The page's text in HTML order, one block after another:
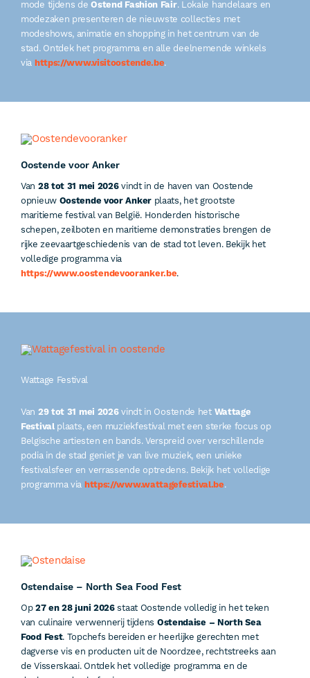
mode tijdens deOstend Fashion Fair. Lokale handelaars en
modezaken presenteren de nieuwste collecties met
modeshows, animatie en shopping in het centrum van de
stad. Ontdek het programma en alle deelnemende winkels
via https://www.visitoostende.be.
Oostende voor Anker
Van 28 tot 31 mei 2026vindt in de haven van Oostende
opnieuw Oostende voor Ankerplaats, het grootste
maritieme festival van België. Honderden historische
schepen, zeilboten en maritieme demonstraties brengen de
rijke zeevaartgeschiedenis van de stad tot leven. Bekijk het
volledige programma via
https://www.oostendevooranker.be.
Wattage Festival
Van 29 tot 31 mei 2026vindt in Oostende het Wattage
Festivalplaats, een muziekfestival met een sterke focus op
Belgische artiesten en bands. Verspreid over verschillende
podia in de stad geniet je van live muziek, een unieke
festivalsfeer en verrassende optredens. Bekijk het volledige
programma via https://www.wattagefestival.be.
Ostendaise – North Sea Food Fest
Op27 en 28 juni 2026staat Oostende volledig in het teken
van culinaire verwennerij tijdens Ostendaise – North Sea
Food Fest. Topchefs bereiden er heerlijke gerechten met
dagverse vis en producten uit de Noordzee, rechtstreeks aan
de Visserskaai. Ontdek het volledige programma en de